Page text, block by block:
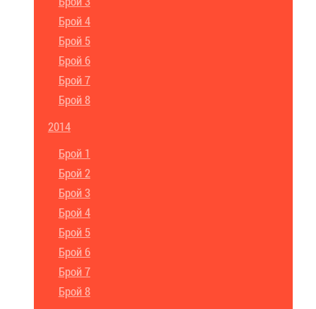
Брой 4
Брой 5
Брой 6
Брой 7
Брой 8
2014
Брой 1
Брой 2
Брой 3
Брой 4
Брой 5
Брой 6
Брой 7
Брой 8